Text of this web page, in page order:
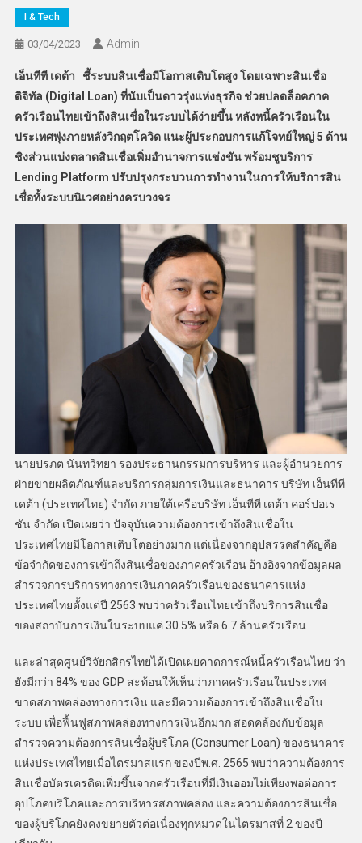
I & Tech
03/04/2023 Admin
เอ็นทีที เดต้า ชี้ระบบสินเชื่อมีโอกาสเติบโตสูง โดยเฉพาะสินเชื่อ
ดิจิทัล (Digital Loan) ที่นับเป็นดาวรุ่งแห่งธุรกิจ ช่วยปลดล็อคภาค
ครัวเรือนไทยเข้าถึงสินเชื่อในระบบได้ง่ายขึ้น หลังหนี้ครัวเรือนใน
ประเทศพุ่งภายหลังวิกฤตโควิด แนะผู้ประกอบการแก้โจทย์ใหญ่ 5 ด้าน
ชิงส่วนแบ่งตลาดสินเชื่อเพิ่มอำนาจการแข่งขัน พร้อมชูบริการ
Lending Platform ปรับปรุงกระบวนการทำงานในการให้บริการสิน
เชื่อทั้งระบบนิเวศอย่างครบวงจร
นายปรภต นันทวิทยา รองประธานกรรมการบริหาร และผู้อำนวยการ
ฝ่ายขายผลิตภัณฑ์และบริการกลุ่มการเงินและธนาคาร บริษัท เอ็นทีที
เดต้า (ประเทศไทย) จำกัด ภายใต้เครือบริษัท เอ็นทีที เดต้า คอร์ปอเร
ชัน จำกัด เปิดเผยว่า ปัจจุบันความต้องการเข้าถึงสินเชื่อใน
ประเทศไทยมีโอกาสเติบโตอย่างมาก แต่เนื่องจากอุปสรรคสำคัญคือ
ข้อจำกัดของการเข้าถึงสินเชื่อของภาคครัวเรือน อ้างอิงจากข้อมูลผล
สำรวจการบริการทางการเงินภาคครัวเรือนของธนาคารแห่ง
ประเทศไทยตั้งแต่ปี 2563 พบว่าครัวเรือนไทยเข้าถึงบริการสินเชื่อ
ของสถาบันการเงินในระบบแค่ 30.5% หรือ 6.7 ล้านครัวเรือน
และล่าสุดศูนย์วิจัยกสิกรไทยได้เปิดเผยคาดการณ์หนี้ครัวเรือนไทย ว่า
ยังมีกว่า 84% ของ GDP สะท้อนให้เห็นว่าภาคครัวเรือนในประเทศ
ขาดสภาพคล่องทางการเงิน และมีความต้องการเข้าถึงสินเชื่อใน
ระบบ เพื่อฟื้นฟูสภาพคล่องทางการเงินอีกมาก สอดคล้องกับข้อมูล
สำรวจความต้องการสินเชื่อผู้บริโภค (Consumer Loan) ของธนาคาร
แห่งประเทศไทยเมื่อไตรมาสแรก ของปีพ.ศ. 2565 พบว่าความต้องการ
สินเชื่อบัตรเครดิตเพิ่มขึ้นจากครัวเรือนที่มีเงินออมไม่เพียงพอต่อการ
อุปโภคบริโภคและการบริหารสภาพคล่อง และความต้องการสินเชื่อ
ของผู้บริโภคยังคงขยายตัวต่อเนื่องทุกหมวดในไตรมาสที่ 2 ของปี